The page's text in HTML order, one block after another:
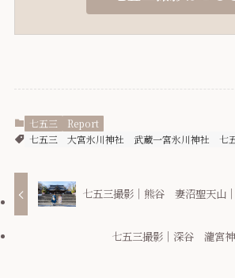
七五三
Report
七五三
大宮氷川神社 武蔵一宮氷川神社 七
七五三撮影｜熊谷 妻沼聖天山
七五三撮影｜深谷 瀧宮